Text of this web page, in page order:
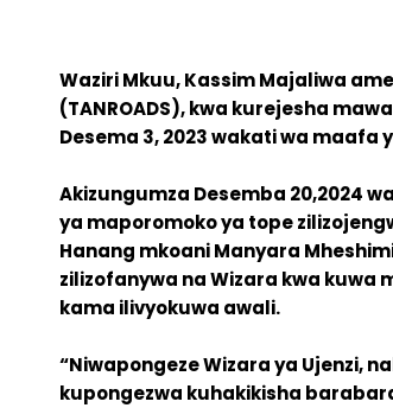
Kuu
Singida
Waziri Mkuu, Kassim Majaliwa
(TANROADS), kwa kurejesha
Desema 3, 2023 wakati wa
Akizungumza Desemba 20,2024
ya maporomoko ya tope
Hanang mkoani Manyara
zilizofanywa na Wizara kwa kuwa
kama ilivyokuwa awali.
“Niwapongeze Wizara ya Ujenzi,
kupongezwa kuhakikisha